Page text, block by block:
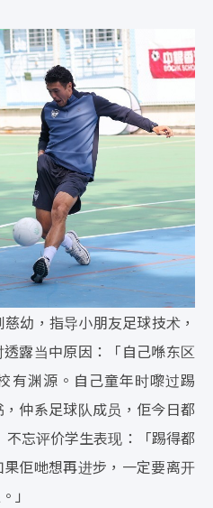
幼，指导小朋友足球技术，
露当中原因：「自己喺东区
有渊源。自己童年时嚟过踢
仲系足球队成员，佢今日都
忘评价学生表现：「踢得都
佢哋想再进步，一定要离开
」